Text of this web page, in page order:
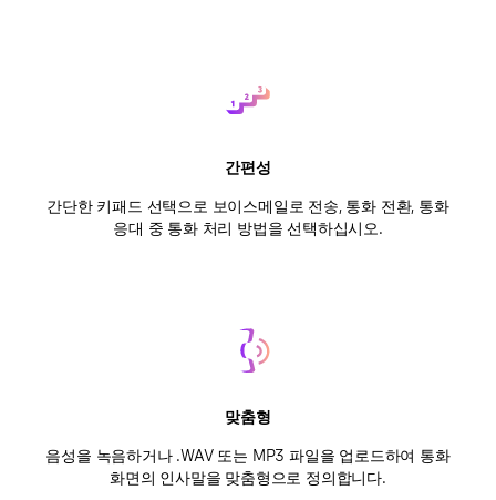
간편성
간단한 키패드 선택으로 보이스메일로 전송, 통화 전환, 통화
응대 중 통화 처리 방법을 선택하십시오.
맞춤형
음성을 녹음하거나 .WAV 또는 MP3 파일을 업로드하여 통화
화면의 인사말을 맞춤형으로 정의합니다.